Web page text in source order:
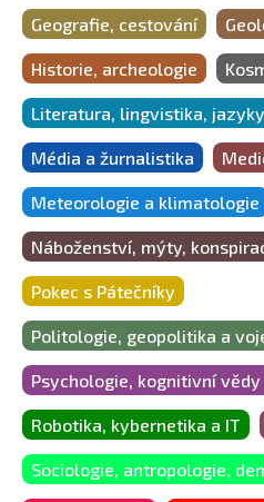
Geografie, cestování
Historie, archeologie
Literatura, lingvistika, jazyky
Média a žurnalistika
Meteorologie a klimatologie
Náboženství, mýty,
Pokec s Pátečníky
Politologie, geopolitika a
Psychologie, kognitivní
Robotika, kybernetika a IT
Sociologie, antropologie,